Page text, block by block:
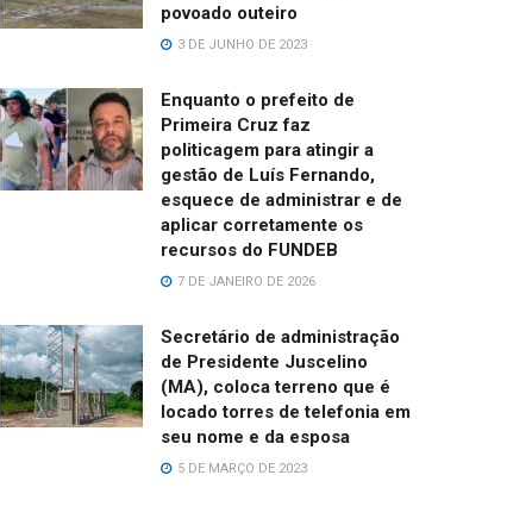
povoado outeiro
3 DE JUNHO DE 2023
Enquanto o prefeito de
Primeira Cruz faz
politicagem para atingir a
gestão de Luís Fernando,
esquece de administrar e de
aplicar corretamente os
recursos do FUNDEB
7 DE JANEIRO DE 2026
Secretário de administração
de Presidente Juscelino
(MA), coloca terreno que é
locado torres de telefonia em
seu nome e da esposa
5 DE MARÇO DE 2023